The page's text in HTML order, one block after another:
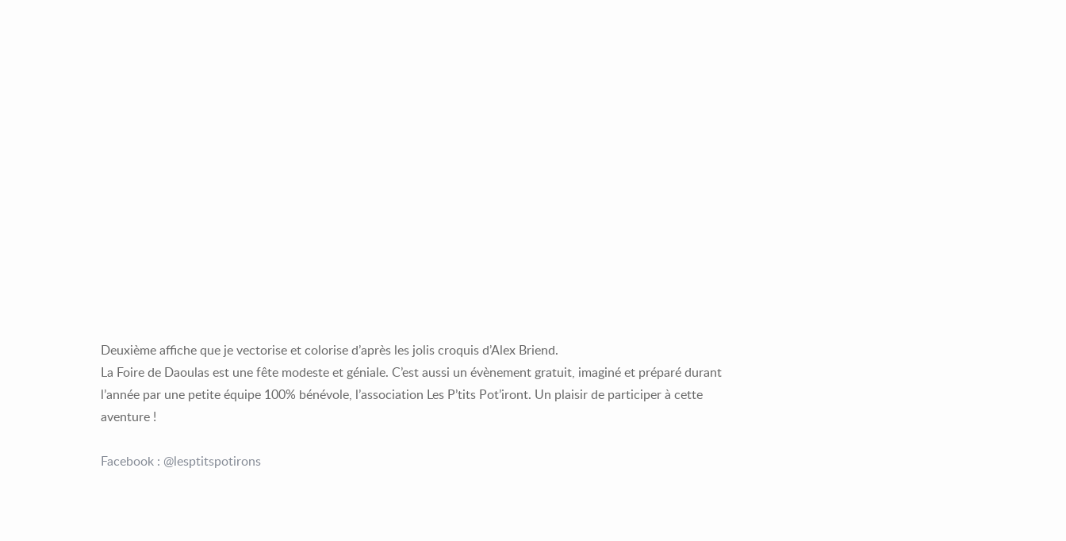
Deuxième affiche que je vectorise et colorise d’après les jolis croquis d’Alex Briend.
La Foire de Daoulas est une fête modeste et géniale. C’est aussi un évènement gratuit, imaginé et préparé durant
l’année par une petite équipe 100% bénévole, l’association Les P’tits Pot’iront. Un plaisir de participer à cette
aventure !
Facebook : @lesptitspotirons